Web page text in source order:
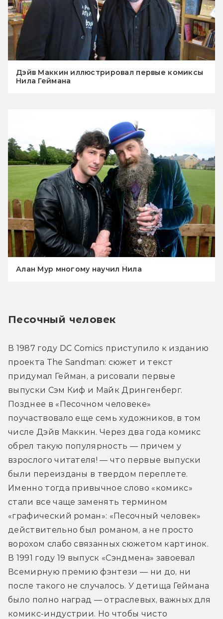
Дэйв Маккин иллюстрировал первые комиксы
Нила Геймана
Алан Мур многому научил Нила
Песочный человек
В 1987 году DC Comics приступило к изданию
проекта The Sandman: сюжет и текст
придумал Гейман, а рисовали первые
выпуски Сэм Киф и Майк Дрингенберг.
Позднее в «Песочном человеке»
поучаствовало еще семь художников, в том
числе Дэйв Маккин. Через два года комикс
обрел такую популярность — причем у
взрослого читателя! — что первые выпуски
были переизданы в твердом переплете.
Именно тогда привычное слово «комикс»
стали все чаще заменять термином
«графический роман»: «Песочный человек»
действительно был романом, а не просто
ворохом слабо связанных сюжетом картинок.
В 1991 году 19 выпуск «Сэндмена» завоевал
Всемирную премию фэнтези — ни до, ни
после такого не случалось. У детища Геймана
было полно наград — отраслевых, важных для
комикс-индустрии. Но чтобы чисто